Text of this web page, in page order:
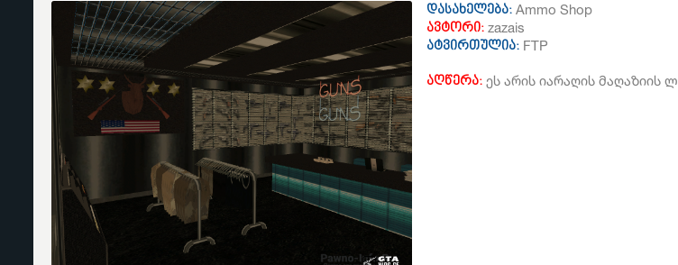
დასახელება: Ammo Shop
ავტორი: zazais
ატვირთულია: FTP
აღწერა: ეს არის იარაღის მაღაზიის